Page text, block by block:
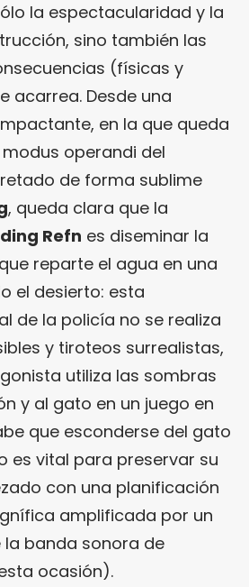
la espectacularidad y la
sino también las
(físicas y
acarrea. Desde una
en la que queda
operandi del
de forma sublime
, queda clara que la
Refn es diseminar la
reparte el agua en una
el desierto: esta
de la policía no se realiza
y tiroteos surrealistas,
utiliza las sombras
y al gato en un juego en
que esconderse del gato
es vital para preservar su
con una planificación
amplificada por un
banda sonora de
ocasión).